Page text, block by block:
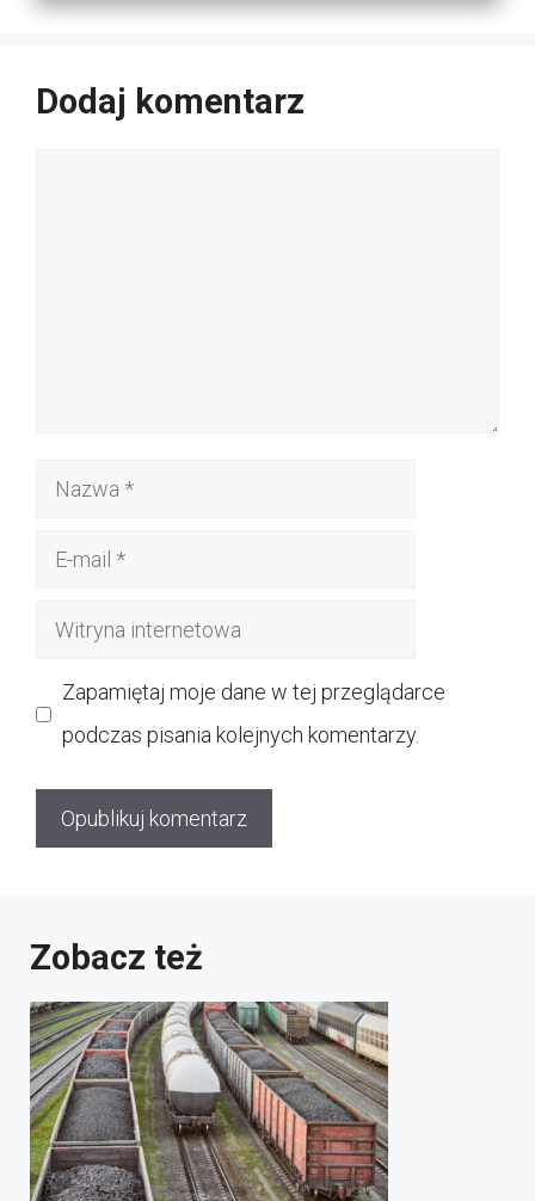
Dodaj komentarz
Nazwa
Witryna
Zapamiętaj moje dane w tej przeglądarce
podczas pisania kolejnych komentarzy.
Zobacz też